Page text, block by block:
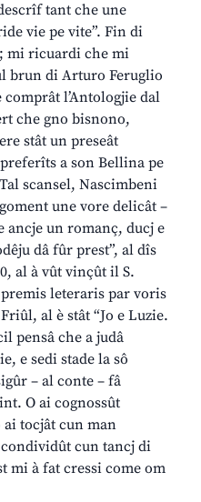
tant che une
vie pe vite”. Fin di
mi ricuardi che mi
brun di Arturo Feruglio
l’Antologjie dal
che gno bisnono,
stât un preseât
a son Bellina pe
scansel, Nascimbeni
une vore delicât –
ancje un romanç, ducj e
dâ fûr prest”, al dîs
al à vût vinçût il S.
leteraris par voris
al è stât “Jo e Luzie.
pensâ che a judâ
e sedi stade la sô
– al conte – fâ
O ai cognossût
tocjât cun man
cun tancj di
mi à fat cressi come om